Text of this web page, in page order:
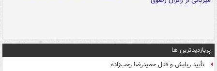
پربازدیدترین ها
تأیید ربایش و قتل حمیدرضا رجب‌زاده